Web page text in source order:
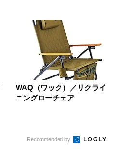
WAQ（ワック）／リクライ
ニングローチェア
Recommended by